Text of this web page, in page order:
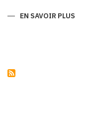
EN SAVOIR PLUS